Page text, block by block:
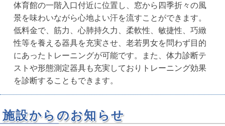
体育館の一階入口付近に位置し、窓から四季折々の風
景を味わいながら心地よい汗を流すことができます。
低料金で、筋力、心肺持久力、柔軟性、敏捷性、巧緻
性等を養える器具を充実させ、老若男女を問わず目的
にあったトレーニングが可能です。また、体力診断テ
ストや形態測定器具も充実しておりトレーニング効果
を診断することもできます。
施設からのお知らせ